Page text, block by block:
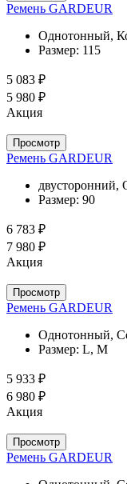
Ремень GARDEUR
Однотонный,
Размер: 115
5 083 ₽
5 980 ₽
Акция
Просмотр
Ремень GARDEUR
Размер: 90
6 783 ₽
7 980 ₽
Акция
Просмотр
Ремень GARDEUR
Однотонный,
Размер: L, M
5 933 ₽
6 980 ₽
Акция
Просмотр
Ремень GARDEUR